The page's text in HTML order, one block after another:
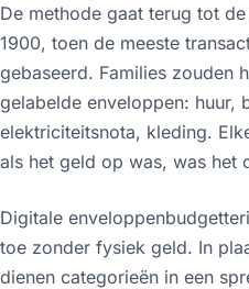
De methode gaat terug tot
1900, toen de meeste
gebaseerd. Families zouden
gelabelde enveloppen: huur,
elektriciteitsnota, kleding.
als het geld op was, was het
Digitale
toe zonder fysiek geld. In
dienen categorieën in een